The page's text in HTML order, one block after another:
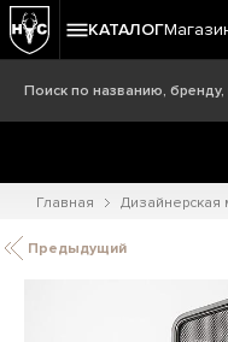
КАТАЛОГ
Главная Дизайнерская
Предыдущий